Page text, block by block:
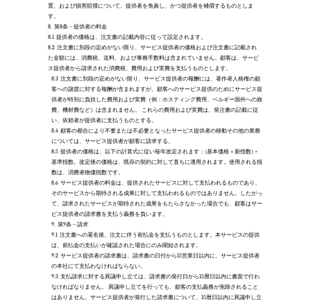
置、および損害賠償について、提供者を免責し、かつ提供者を補償するものとしま
す。
8. 第8条 – 提供者の料金
8.1 提供者の価格は、注文書の記載内容に従って設定されます。
8.2 注文書に別段の定めがない限り、サービス提供者の価格および注文書に記載され
た金額には、消費税、送料、および事務手数料は含まれていません。顧客は、サービ
ス提供者から請求された消費税、費用および実費を支払うものとします。
8.3 注文書に別段の定めがない限り、サービス提供者の報酬には、著作者人格権の顧
客への譲渡に対する報酬が含まれますが、顧客へのサービス提供のためにサービス提
供者が特別に負担した費用および実費（例：ホスティング費用、ベルギー国外への旅
費、機材費など）は含まれません。 これらの費用および実費は、発注書の記載に従
い、依頼者が提供者に支払うものとする。
8.4 顧客の都合により不要または不必要となったサービス提供者の移動その他の業務
については、サービス提供者が顧客に請求する。
8.5 提供者の価格は、以下の計算式に従い毎年改定されます：(基本価格 × 新指数) ÷
基準指数。改定後の価格は、既存の契約に対して直ちに適用されます。使用される指
数は、消費者物価指数です。
8.6 サービス提供者の料金は、提供されたサービスに対して支払われるものであり、
そのサービスから期待される成果に対して支払われるものではありません。したがっ
て、請求されたサービスが期待された成果をもたらさなかった場合でも、顧客はサー
ビス提供者の請求書を支払う義務を負います。
9. 第9条 – 請求
9.1 注文書への署名後、注文に伴う前払金を支払うものとします。本サービスの提供
は、前払金の支払いが確認された場合にのみ開始されます。
9.2 サービス提供者の請求書は、請求書の日付から15営業日以内に、サービス提供者
の本社にて支払わなければならない。
9.3 支払請求に対する異議申し立ては、請求書の発行日から15暦日以内に書面で行わ
なければなりません。 異議申し立てを行っても、顧客の支払義務が免除されること
はありません。サービス提供者が発行した請求書について、15暦日以内に異議申し立